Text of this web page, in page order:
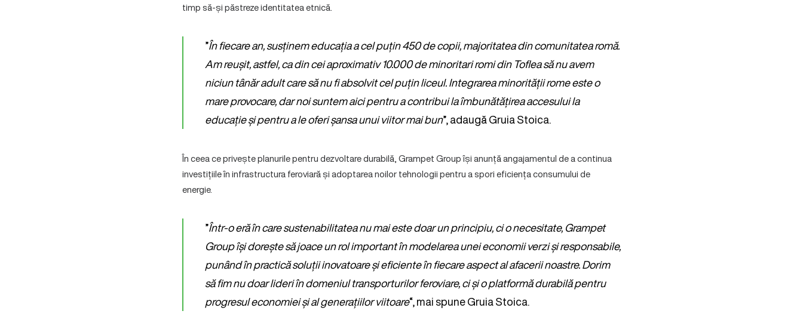
timp să-și păstreze identitatea etnică.
”În fiecare an, susținem educația a cel puțin 450 de copii, majoritatea din comunitatea romă.
Am reușit, astfel, ca din cei aproximativ 10.000 de minoritari romi din Toflea să nu avem
niciun tânăr adult care să nu fi absolvit cel puțin liceul. Integrarea minorității rome este o
mare provocare, dar noi suntem aici pentru a contribui la îmbunătățirea accesului la
educație și pentru a le oferi șansa unui viitor mai bun”, adaugă Gruia Stoica.
În ceea ce privește planurile pentru dezvoltare durabilă, Grampet Group își anunță angajamentul de a continua
investițiile în infrastructura feroviară și adoptarea noilor tehnologii pentru a spori eficiența consumului de
energie.
”Într-o eră în care sustenabilitatea nu mai este doar un principiu, ci o necesitate, Grampet
Group își dorește să joace un rol important în modelarea unei economii verzi și responsabile,
punând în practică soluții inovatoare și eficiente în fiecare aspect al afacerii noastre. Dorim
să fim nu doar lideri în domeniul transporturilor feroviare, ci și o platformă durabilă pentru
progresul economiei și al generațiilor viitoare“, mai spune Gruia Stoica.